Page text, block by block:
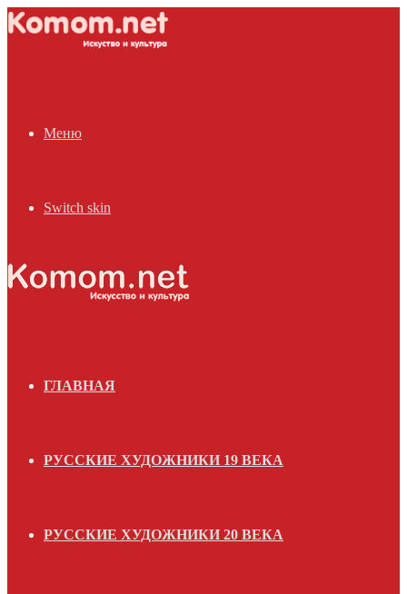
Меню
Switch skin
ГЛАВНАЯ
РУССКИЕ ХУДОЖНИКИ 19 ВЕКА
РУССКИЕ ХУДОЖНИКИ 20 ВЕКА